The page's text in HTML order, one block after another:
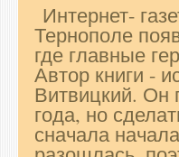
Интернет-
Тернополе
где главные
Автор книги -
Витвицкий. Он
года, но
сначала